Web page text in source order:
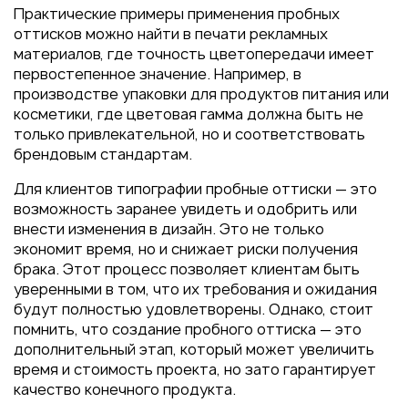
Практические примеры применения пробных
оттисков можно найти в печати рекламных
материалов, где точность цветопередачи имеет
первостепенное значение. Например, в
производстве упаковки для продуктов питания или
косметики, где цветовая гамма должна быть не
только привлекательной, но и соответствовать
брендовым стандартам.
Для клиентов типографии пробные оттиски — это
возможность заранее увидеть и одобрить или
внести изменения в дизайн. Это не только
экономит время, но и снижает риски получения
брака. Этот процесс позволяет клиентам быть
уверенными в том, что их требования и ожидания
будут полностью удовлетворены. Однако, стоит
помнить, что создание пробного оттиска — это
дополнительный этап, который может увеличить
время и стоимость проекта, но зато гарантирует
качество конечного продукта.